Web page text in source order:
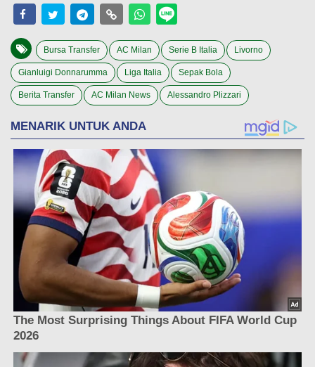
Bursa Transfer AC Milan Serie B Italia Livorno
Gianluigi Donnarumma Liga Italia Sepak Bola
Berita Transfer AC Milan News Alessandro Plizzari